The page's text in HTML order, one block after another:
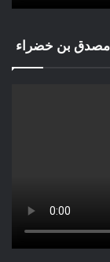
بن خضراء